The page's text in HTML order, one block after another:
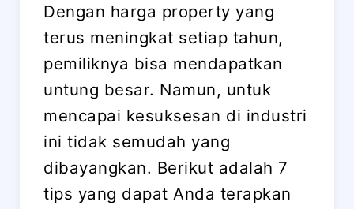
Dengan harga property yang
terus meningkat setiap tahun,
pemiliknya bisa mendapatkan
untung besar. Namun, untuk
mencapai kesuksesan di industri
ini tidak semudah yang
dibayangkan. Berikut adalah 7
tips yang dapat Anda terapkan